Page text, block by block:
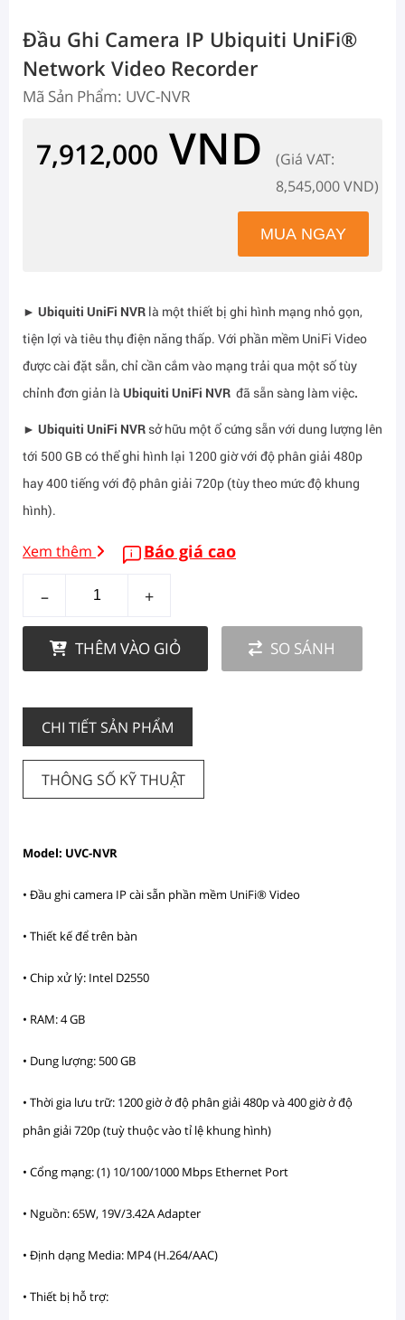
Đầu Ghi Camera IP Ubiquiti UniFi®
Network Video Recorder
Mã Sản Phẩm: UVC-NVR
7,912,000 VND
(Giá VAT:
8,545,000 VND)
► Ubiquiti UniFi NVR là một thiết bị ghi hình mạng nhỏ gọn,
tiện lợi và tiêu thụ điện năng thấp. Với phần mềm UniFi Video
được cài đặt sẵn, chỉ cần cắm vào mạng trải qua một số tùy
chỉnh đơn giản là Ubiquiti UniFi NVR đã sẵn sàng làm việc.
► Ubiquiti UniFi NVR sở hữu một ổ cứng sẵn với dung lượng lên
tới 500 GB có thể ghi hình lại 1200 giờ với độ phân giải 480p
hay 400 tiếng với độ phân giải 720p (tùy theo mức độ khung
hình).
Xem thêm Báo giá cao
– +
THÊM VÀO GIỎ SO SÁNH
CHI TIẾT SẢN PHẨM
THÔNG SỐ KỸ THUẬT
Model: UVC-NVR
• Đầu ghi camera IP cài sẵn phần mềm UniFi® Video
• Thiết kế để trên bàn
• Chip xử lý: Intel D2550
• RAM: 4 GB
• Dung lượng: 500 GB
• Thời gia lưu trữ: 1200 giờ ở độ phân giải 480p và 400 giờ ở độ
phân giải 720p (tuỳ thuộc vào tỉ lệ khung hình)
• Cổng mạng: (1) 10/100/1000 Mbps Ethernet Port
• Nguồn: 65W, 19V/3.42A Adapter
• Định dạng Media: MP4 (H.264/AAC)
• Thiết bị hỗ trợ: